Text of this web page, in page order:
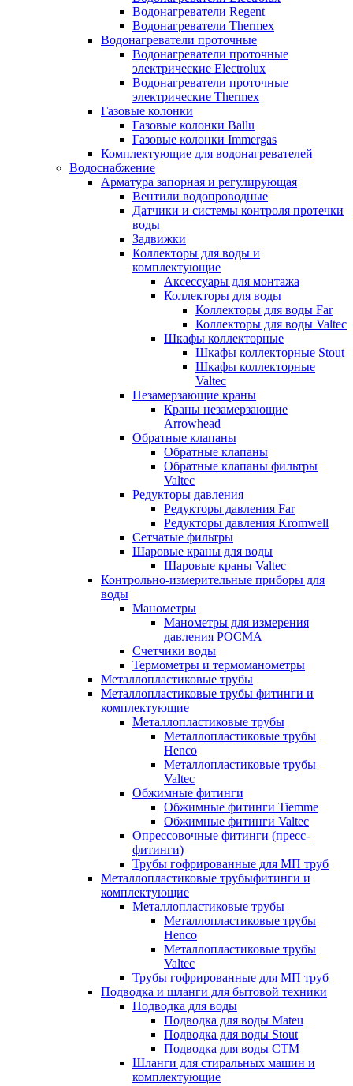
Водонагреватели Regent
Водонагреватели Thermex
Водонагреватели проточные
Водонагреватели проточные
электрические Electrolux
Водонагреватели проточные
электрические Thermex
Газовые колонки
Газовые колонки Ballu
Газовые колонки Immergas
Комплектующие для водонагревателей
Водоснабжение
Арматура запорная и регулирующая
Вентили водопроводные
Датчики и системы контроля протечки
воды
Задвижки
Коллекторы для воды и
комплектующие
Аксессуары для монтажа
Коллекторы для воды
Коллекторы для воды Far
Коллекторы для воды Valtec
Шкафы коллекторные
Шкафы коллекторные Stout
Шкафы коллекторные
Valtec
Незамерзающие краны
Краны незамерзающие
Arrowhead
Обратные клапаны
Обратные клапаны
Обратные клапаны фильтры
Valtec
Редукторы давления
Редукторы давления Far
Редукторы давления Kromwell
Сетчатые фильтры
Шаровые краны для воды
Шаровые краны Valtec
Контрольно-измерительные приборы для
воды
Манометры
Манометры для измерения
давления РОСМА
Счетчики воды
Термометры и термоманометры
Металлопластиковые трубы
Металлопластиковые трубы фитинги и
комплектующие
Металлопластиковые трубы
Металлопластиковые трубы
Henco
Металлопластиковые трубы
Valtec
Обжимные фитинги
Обжимные фитинги Tiemme
Обжимные фитинги Valtec
Опрессовочные фитинги (пресс-
фитинги)
Трубы гофрированные для МП труб
Металлопластиковые трубыфитинги и
комплектующие
Металлопластиковые трубы
Металлопластиковые трубы
Henco
Металлопластиковые трубы
Valtec
Трубы гофрированные для МП труб
Подводка и шланги для бытовой техники
Подводка для воды
Подводка для воды Mateu
Подводка для воды Stout
Подводка для воды СТМ
Шланги для стиральных машин и
комплектующие